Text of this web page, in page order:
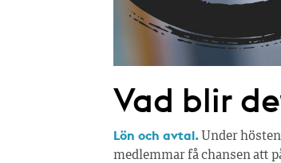
Vad blir
Lön och avtal. Under
medlemmar få chansen att